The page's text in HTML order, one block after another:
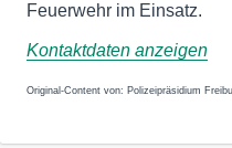
Feuerwehr im Einsatz.
Kontaktdaten anzeigen
Original-Content von: Polizeipräsidium